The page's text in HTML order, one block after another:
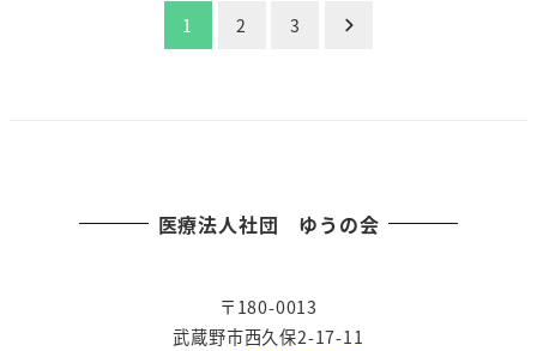
1 2 3
医療法人社団 ゆうの会
〒180-0013
武蔵野市西久保2-17-11